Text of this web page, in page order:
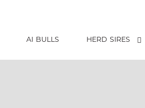
AI BULLS HERD SIRES